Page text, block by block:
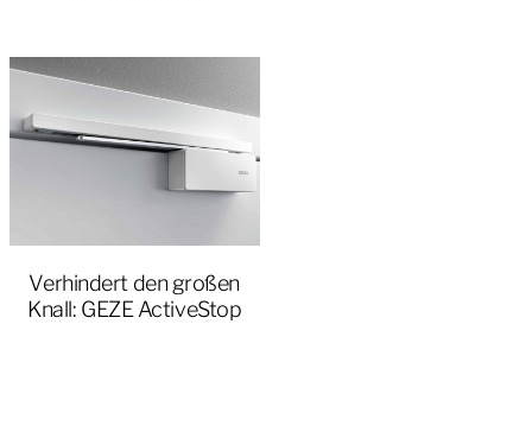
Verhindert den großen
Knall: GEZE ActiveStop